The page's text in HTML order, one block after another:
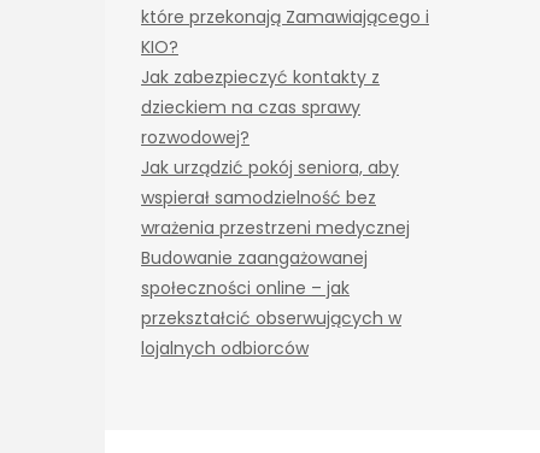
które przekonają Zamawiającego i
KIO?
Jak zabezpieczyć kontakty z
dzieckiem na czas sprawy
rozwodowej?
Jak urządzić pokój seniora, aby
wspierał samodzielność bez
wrażenia przestrzeni medycznej
Budowanie zaangażowanej
społeczności online – jak
przekształcić obserwujących w
lojalnych odbiorców